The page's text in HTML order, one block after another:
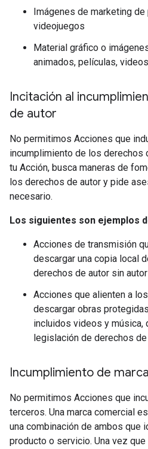
Imágenes de marketing
videojuegos
Material gráfico o
animados, películas,
Incitación al
de autor
No permitimos Acciones que
incumplimiento de los derechos
tu Acción, busca maneras de
los derechos de autor y pide
necesario.
Los siguientes son ejemplos
Acciones de transmisión
descargar una copia local
derechos de autor sin
Acciones que alienten a
descargar obras
incluidos videos y música,
legislación de derechos
Incumplimiento de marca
No permitimos Acciones que
terceros. Una marca comercial
una combinación de ambos que
producto o servicio. Una vez